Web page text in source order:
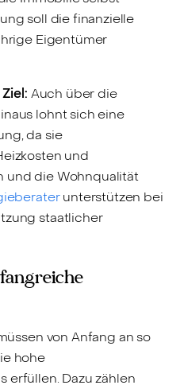
soll die finanzielle
Eigentümer
Auch über die
lohnt sich eine
da sie
und
und die Wohnqualität
unterstützen bei
staatlicher
von Anfang an so
hohe
erfüllen. Dazu zählen